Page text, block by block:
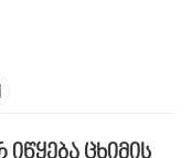
ცხიმის